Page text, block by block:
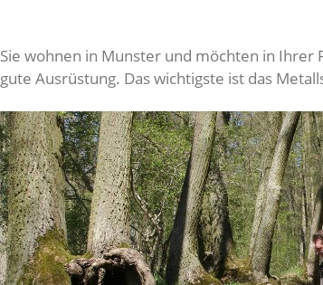
Sie wohnen in Munster und möchten in Ihrer
gute Ausrüstung. Das wichtigste ist das